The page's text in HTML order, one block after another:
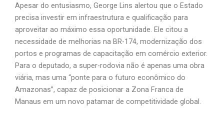
Apesar do entusiasmo, George Lins alertou que o Estado
precisa investir em infraestrutura e qualificação para
aproveitar ao máximo essa oportunidade. Ele citou a
necessidade de melhorias na BR-174, modernização dos
portos e programas de capacitação em comércio exterior.
Para o deputado, a super-rodovia não é apenas uma obra
viária, mas uma “ponte para o futuro econômico do
Amazonas”, capaz de posicionar a Zona Franca de
Manaus em um novo patamar de competitividade global.